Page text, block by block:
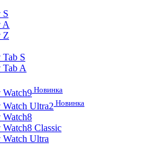
S
A
Z
S
Tab A
Watch9 Новинка
Watch Ultra2 Новинка
Watch8
Classic
Watch Ultra